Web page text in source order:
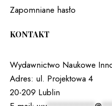
Zapomniane hasło
KONTAKT
Wydawnictwo Naukowe
Adres: ul. Projektowa 4
20-209 Lublin